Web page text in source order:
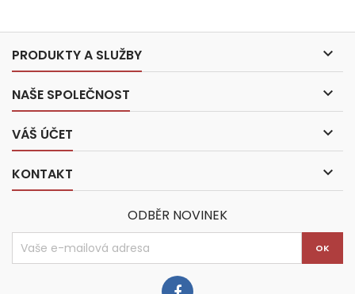
PRODUKTY A SLUŽBY 
NAŠE SPOLEČNOST 
VÁŠ ÚČET 
KONTAKT 
ODBĚR NOVINEK